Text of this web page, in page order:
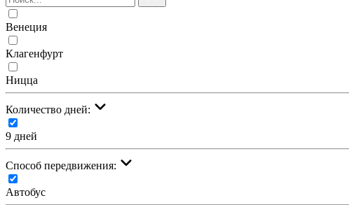
Венеция
Клагенфурт
Ницца
Количество дней:
9 дней
Cпособ передвижения:
Автобус